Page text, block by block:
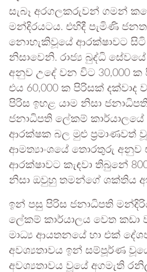
සැබෑ අරගලකරුවන් ගමන්
මන්දිරයටය. එහිදී පැමිණි
නොහැකිවූයේ ආරක්ෂාවට සිටි
නිසාවෙනි. රාජ්‍ය බුද්ධි
අනුව උදේ වන විට 30,000
එය 60,000 ක පිරිසක්
පිරිස ඉහළ යාම නිසා
ජනාධිපති ලේකම් කාර්යාලයේ
ආරක්ෂක බල මුළු ප්‍රමාණවත්
ආමත්‍යාංශයේ තොරතුරු
ආරක්ෂාවට කැඳවා තිබුනේ
නිසා ඔවුහු තමන්ගේ ශක්තිය
ඉන් පසු පිරිස ජනාධිපති
ලේකම් කාර්යාලය වෙත කඩා
මාධ්‍ය ආයතනයේ හා එක්
අවශ්‍යතාවය ඉන් සම්පූර්ණ
අවශ්‍යතාවය වූයේ අගමැති